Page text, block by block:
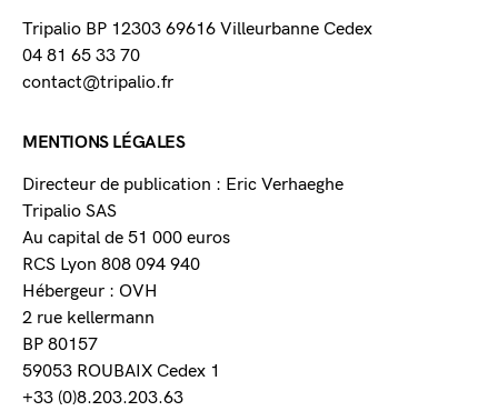
Tripalio BP 12303 69616 Villeurbanne Cedex
04 81 65 33 70
contact@tripalio.fr
MENTIONS LÉGALES
Directeur de publication : Eric Verhaeghe
Tripalio SAS
Au capital de 51 000 euros
RCS Lyon 808 094 940
Hébergeur : OVH
2 rue kellermann
BP 80157
59053 ROUBAIX Cedex 1
+33 (0)8.203.203.63